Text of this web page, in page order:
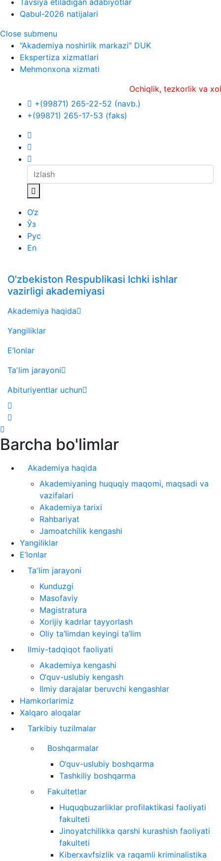
Tavsiya etiladigan adabiyotlar
Qabul-2026 natijalari
Close submenu
“Akademiya noshirlik markazi” DUK
Ekspertiza xizmatlari
Mehmonxona xizmati
Ochiqlik, tezkorlik va xolislik
+(99871) 265-22-52 (navb.)
+(99871) 265-17-53 (faks)
O‘z
Ўз
Рус
En
O'zbekiston Respublikasi Ichki ishlar
vazirligi akademiyasi
Akademiya haqida
Yangiliklar
E’lonlar
Taʼlim jarayoni
Abituriyentlar uchun
Barcha bo'limlar
Akademiya haqida
Akademiyaning huquqiy maqomi, maqsadi va
vazifalari
Akademiya tarixi
Rahbariyat
Jamoatchilik kengashi
Yangiliklar
E’lonlar
Taʼlim jarayoni
Kunduzgi
Masofaviy
Magistratura
Xorijiy kadrlar tayyorlash
Oliy ta’limdan keyingi ta’lim
Ilmiy-tadqiqot faoliyati
Akademiya kengashi
O‘quv-uslubiy kengash
Ilmiy darajalar beruvchi kengashlar
Hamkorlarimiz
Xalqaro aloqalar
Tarkibiy tuzilmalar
Boshqarmalar
O‘quv-uslubiy boshqarma
Tashkiliy boshqarma
Fakultetlar
Huquqbuzarliklar profilaktikasi faoliyati
fakulteti
Jinoyatchilikka qarshi kurashish faoliyati
fakulteti
Kiberxavfsizlik va raqamli kriminalistika